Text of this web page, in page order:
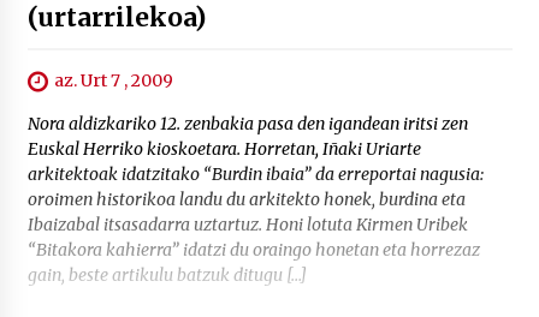
(urtarrilekoa)
az. Urt 7 , 2009
Nora aldizkariko 12. zenbakia pasa den igandean iritsi zen
Euskal Herriko kioskoetara. Horretan, Iñaki Uriarte
arkitektoak idatzitako “Burdin ibaia” da erreportai nagusia:
oroimen historikoa landu du arkitekto honek, burdina eta
Ibaizabal itsasadarra uztartuz. Honi lotuta Kirmen Uribek
“Bitakora kahierra” idatzi du oraingo honetan eta horrezaz
gain, beste artikulu batzuk ditugu […]